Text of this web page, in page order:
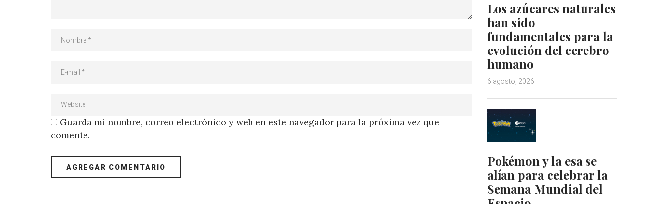
Guarda mi nombre, correo electrónico y web en este navegador para la próxima vez que
comente.
Los azúcares naturales
han sido
fundamentales para la
evolución del cerebro
humano
6 agosto, 2026
Pokémon y la esa se
alían para celebrar la
Semana Mundial del